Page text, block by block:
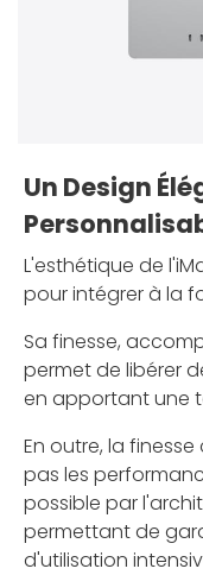
Un Design
L'esthétique de
pour intégrer à la
Sa finesse,
permet de libérer
en apportant une
En outre, la
pas les
possible par
permettant de
d'utilisation